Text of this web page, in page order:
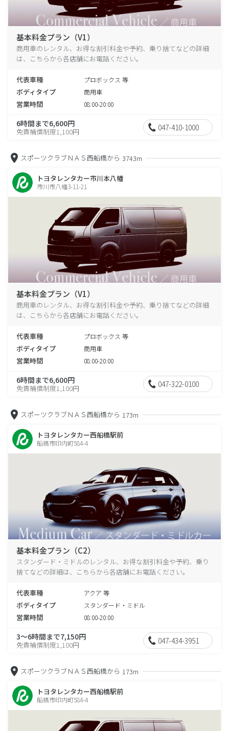
基本料金プラン（V1）
商用車のレンタル、お得な割引料金や予約、乗り捨てなどの詳細
は、こちらから各店舗にお電話ください。
代表車種 プロボックス 等
ボディタイプ 商用車
営業時間 08:00-20:00
6時間まで6,600円
免責補償制度1,100円 047-410-1000
スポーツクラブＮＡＳ西船橋から 3743m
トヨタレンタカー市川本八幡
市川市八幡3-11-21
基本料金プラン（V1）
商用車のレンタル、お得な割引料金や予約、乗り捨てなどの詳細
は、こちらから各店舗にお電話ください。
代表車種 プロボックス 等
ボディタイプ 商用車
営業時間 08:00-20:00
6時間まで6,600円
免責補償制度1,100円 047-322-0100
スポーツクラブＮＡＳ西船橋から 173m
トヨタレンタカー西船橋駅前
船橋市印内町584-4
基本料金プラン（C2）
スタンダード・ミドルのレンタル、お得な割引料金や予約、乗り
捨てなどの詳細は、こちらから各店舗にお電話ください。
代表車種 アクア 等
ボディタイプ スタンダード・ミドル
営業時間 08:00-20:00
3～6時間まで7,150円
免責補償制度1,100円 047-434-3951
スポーツクラブＮＡＳ西船橋から 173m
トヨタレンタカー西船橋駅前
船橋市印内町584-4